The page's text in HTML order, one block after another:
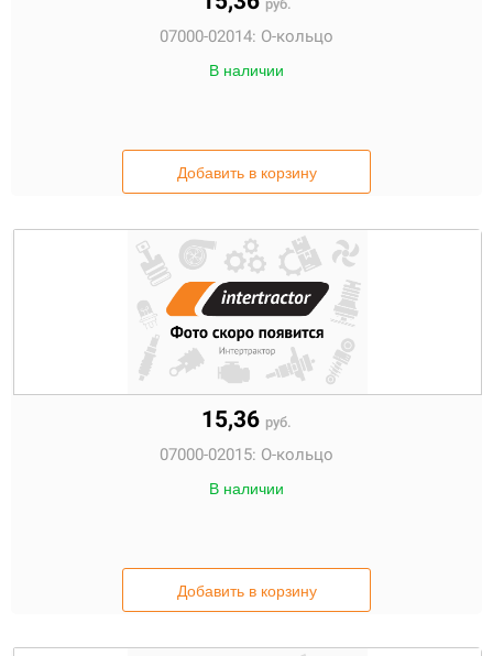
руб.
07000-02014: О-кольцо
В наличии
Добавить в корзину
15,36 руб.
07000-02015: О-кольцо
В наличии
Добавить в корзину